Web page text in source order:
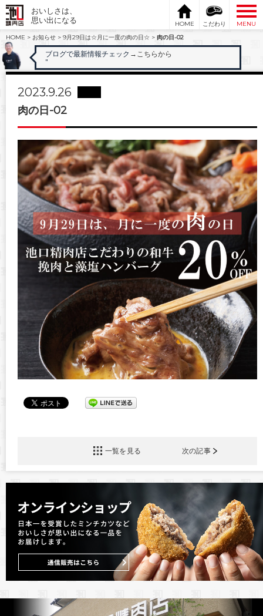
おいしさは、
思い出になる
HOME こだわり
MENU
HOME > お知らせ > 9月29日は☆月に一度の肉の日☆ > 肉の日-02
ブログで最新情報チェック →こちらから
"
2023.9.26
肉の日-02
一覧を見る 次の記事